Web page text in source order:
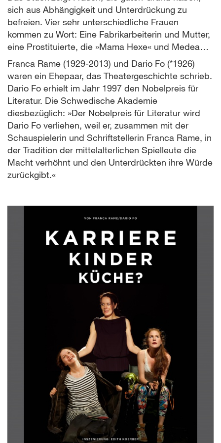
sich aus Abhängigkeit und Unterdrückung zu
befreien. Vier sehr unterschiedliche Frauen
kommen zu Wort: Eine Fabrikarbeiterin und Mutter,
eine Prostituierte, die »Mama Hexe« und Medea…
Franca Rame (1929-2013) und Dario Fo (*1926)
waren ein Ehepaar, das Theatergeschichte schrieb.
Dario Fo erhielt im Jahr 1997 den Nobelpreis für
Literatur. Die Schwedische Akademie
diesbezüglich: »Der Nobelpreis für Literatur wird
Dario Fo verliehen, weil er, zusammen mit der
Schauspielerin und Schriftstellerin Franca Rame, in
der Tradition der mittelalterlichen Spielleute die
Macht verhöhnt und den Unterdrückten ihre Würde
zurückgibt.«